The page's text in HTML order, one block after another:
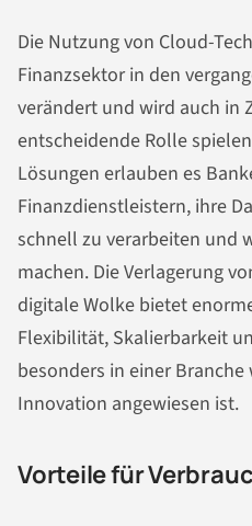
Die Nutzung von Cloud-
Finanzsektor in den
verändert und wird auch in
entscheidende Rolle
Lösungen erlauben es
Finanzdienstleistern, ihre
schnell zu verarbeiten und
machen. Die Verlagerung
digitale Wolke bietet
Flexibilität, Skalierbarkeit
besonders in einer
Innovation angewiesen ist.
Vorteile für